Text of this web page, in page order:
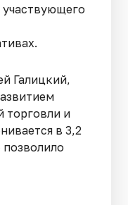
участвующего
Галицкий,
торговли и
в 3,2